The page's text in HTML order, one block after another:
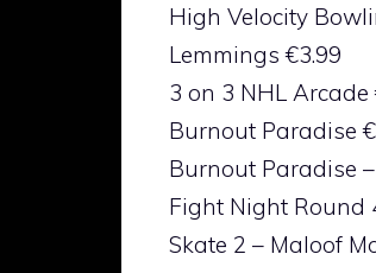
High Velocity
Lemmings €3.99
3 on 3 NHL Arcade
Burnout Paradise
Burnout Paradise
Fight Night Round
Skate 2 – Maloof